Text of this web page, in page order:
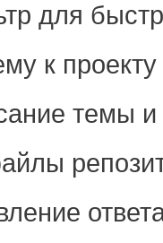
для
к проекту
темы и